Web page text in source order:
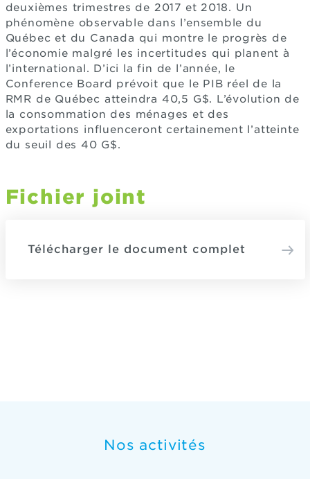
deuxièmes trimestres de 2017 et 2018. Un
phénomène observable dans l’ensemble du
Québec et du Canada qui montre le progrès de
l’économie malgré les incertitudes qui planent à
l’international. D’ici la fin de l’année, le
Conference Board prévoit que le PIB réel de la
RMR de Québec atteindra 40,5 G$. L’évolution de
la consommation des ménages et des
exportations influenceront certainement l’atteinte
du seuil des 40 G$.
Fichier joint
Télécharger le document complet
Nos activités